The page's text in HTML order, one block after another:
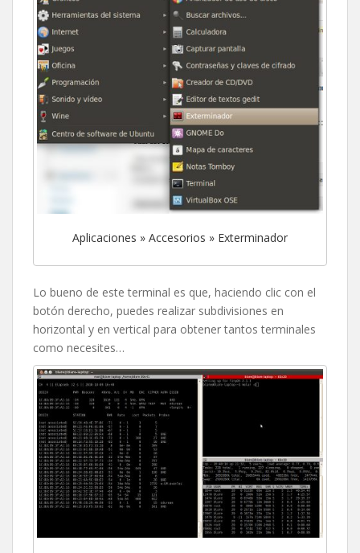
Aplicaciones » Accesorios » Exterminador
Lo bueno de este terminal es que, haciendo clic con el
botón derecho, puedes realizar subdivisiones en
horizontal y en vertical para obtener tantos terminales
como necesites…